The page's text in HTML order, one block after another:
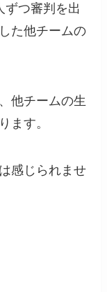
ずつ審判を出
た他チームの
他チームの生
ます。
感じられませ